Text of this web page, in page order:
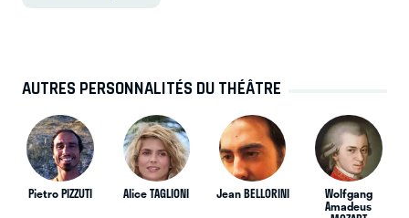
AUTRES PERSONNALITÉS DU THÉÂTRE
Pietro PIZZUTI Alice TAGLIONI Jean BELLORINI Wolfgang
Amadeus